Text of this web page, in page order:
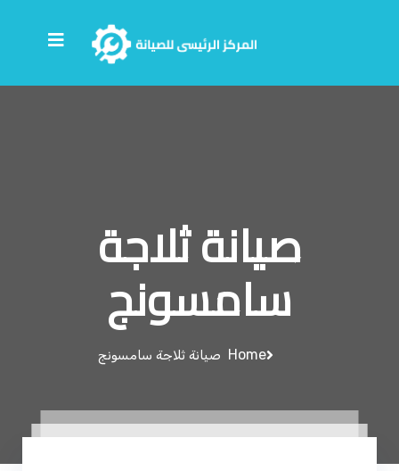
صيانة ثلاجة
سامسونج
Home صيانة ثلاجة سامسونج